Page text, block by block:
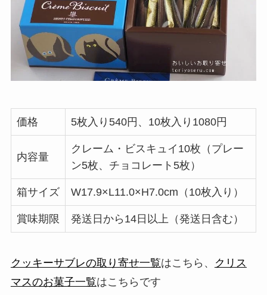
価格 5枚入り540円、10枚入り1080円
内容量
クレーム・ビスキュイ10枚（プレー
ン5枚、チョコレート5枚）
箱サイズ W17.9×L11.0×H7.0cm（10枚入り）
賞味期限 発送日から14日以上（発送日含む）
クッキーサブレの取り寄せ一覧はこちら、
クリス
マスのお菓子一覧はこちらです